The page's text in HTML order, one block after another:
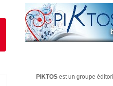
PIKTOS est un groupe